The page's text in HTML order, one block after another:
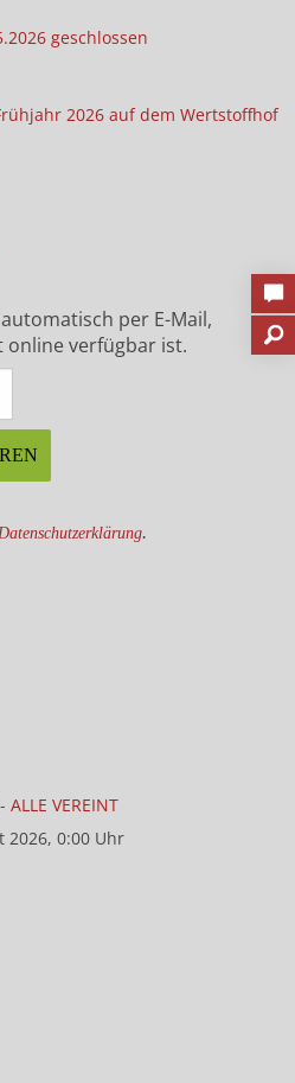
geschlossen
2026 auf dem Wertstoffhof
per E-Mail,
online verfügbar ist.
.
VEREINT
2026, 0:00 Uhr